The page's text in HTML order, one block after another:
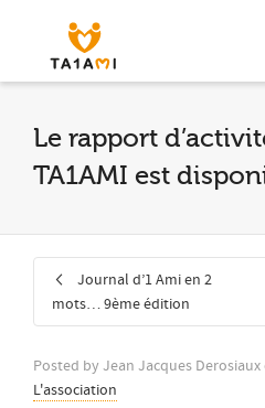
Le rapport
TA1AMI est
Journal d’1 Ami en 2
mots… 9ème édition
Posted by Jean Jacques Derosiaux
L'association